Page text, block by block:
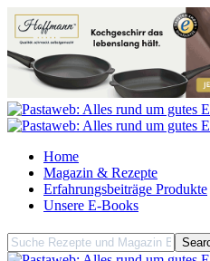
Home
Magazin & Rezepte
Erfahrungsbeiträge Produkte
Unsere E-Books